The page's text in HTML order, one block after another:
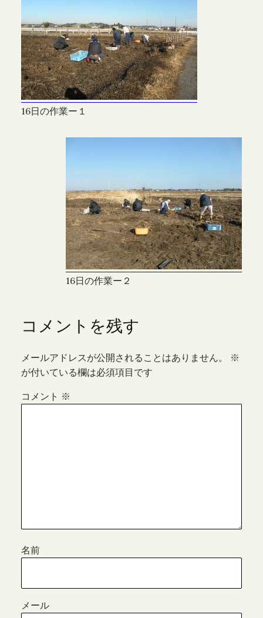
16日の作業ー１
16日の作業ー２
コメントを残す
メールアドレスが公開されることはありません。
※
が付いている欄は必須項目です
コメント ※
名前
メール